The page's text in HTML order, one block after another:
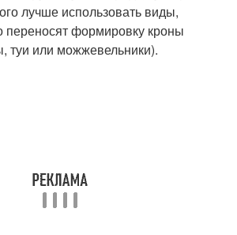
лучше использовать виды,
переносят формировку кроны
туи или можжевельники).